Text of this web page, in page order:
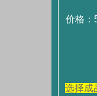
价格：
选择成